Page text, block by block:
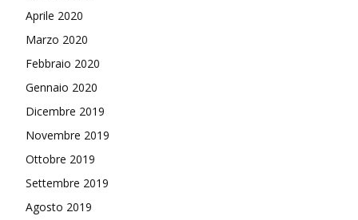
Aprile 2020
Marzo 2020
Febbraio 2020
Gennaio 2020
Dicembre 2019
Novembre 2019
Ottobre 2019
Settembre 2019
Agosto 2019